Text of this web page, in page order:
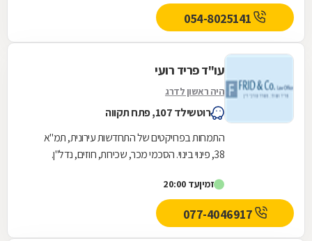
עו"ד פריד רועי
היה ראשון לדרג
רוטשילד 107, פתח תקווה
התמחות בפרויקטים של התחדשות עירונית, תמ"א
38, פינוי בינוי. הסכמי מכר, שכירות, חוזים, נדל"ן.
זמיןעד 20:00